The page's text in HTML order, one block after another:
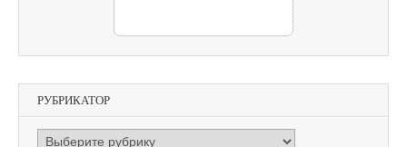
РУБРИКАТОР
РУБРИКАТОР